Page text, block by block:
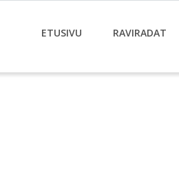
ETUSIVU RAVIRADAT